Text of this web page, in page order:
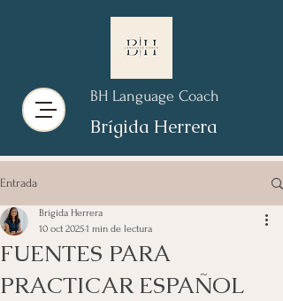
BH Language Coach
Brígida Herrera
Entrada
FUENTES PARA
PRACTICAR ESPAÑOL
Brígida Herrera
10 oct 20251 min de lectura